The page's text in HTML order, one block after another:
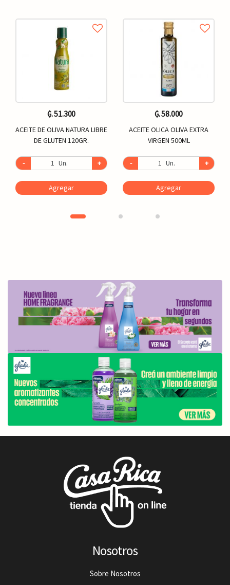
₲. 51.300
ACEITE DE OLIVA NATURA LIBRE
DE GLUTEN 120GR.
- Un. +
Agregar
₲. 58.000
ACEITE OLICA OLIVA EXTRA
VIRGEN 500ML
- Un. +
Agregar
Nosotros
Sobre Nosotros